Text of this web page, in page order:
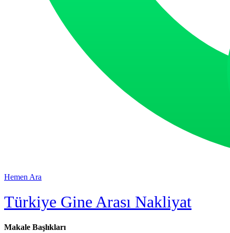
Hemen Ara
Türkiye Gine Arası Nakliyat
Makale Başlıkları